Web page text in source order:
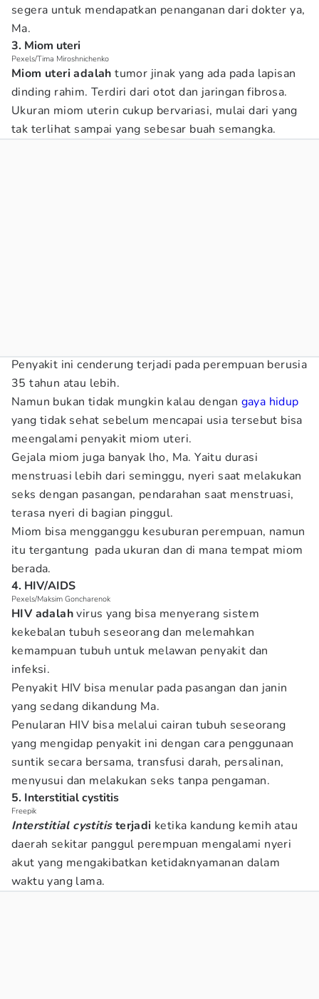
segera untuk mendapatkan penanganan dari dokter ya,
Ma.
3. Miom uteri
Pexels/Tima Miroshnichenko
Miom uteri adalah tumor jinak yang ada pada lapisan
dinding rahim. Terdiri dari otot dan jaringan fibrosa.
Ukuran miom uterin cukup bervariasi, mulai dari yang
tak terlihat sampai yang sebesar buah semangka.
Penyakit ini cenderung terjadi pada perempuan berusia
35 tahun atau lebih.
Namun bukan tidak mungkin kalau dengan gaya hidup
yang tidak sehat sebelum mencapai usia tersebut bisa
meengalami penyakit miom uteri.
Gejala miom juga banyak lho, Ma. Yaitu durasi
menstruasi lebih dari seminggu, nyeri saat melakukan
seks dengan pasangan, pendarahan saat menstruasi,
terasa nyeri di bagian pinggul.
Miom bisa mengganggu kesuburan perempuan, namun
itu tergantung pada ukuran dan di mana tempat miom
berada.
4. HIV/AIDS
Pexels/Maksim Goncharenok
HIV adalahvirus yang bisa menyerang sistem
kekebalan tubuh seseorang dan melemahkan
kemampuan tubuh untuk melawan penyakit dan
infeksi.
Penyakit HIV bisa menular pada pasangan dan janin
yang sedang dikandung Ma.
Penularan HIV bisa melalui cairan tubuh seseorang
yang mengidap penyakit ini dengan cara penggunaan
suntik secara bersama, transfusi darah, persalinan,
menyusui dan melakukan seks tanpa pengaman.
5. Interstitial cystitis
Freepik
Interstitial cystitisterjadi ketika kandung kemih atau
daerah sekitar panggul perempuan mengalami nyeri
akut yang mengakibatkan ketidaknyamanan dalam
waktu yang lama.